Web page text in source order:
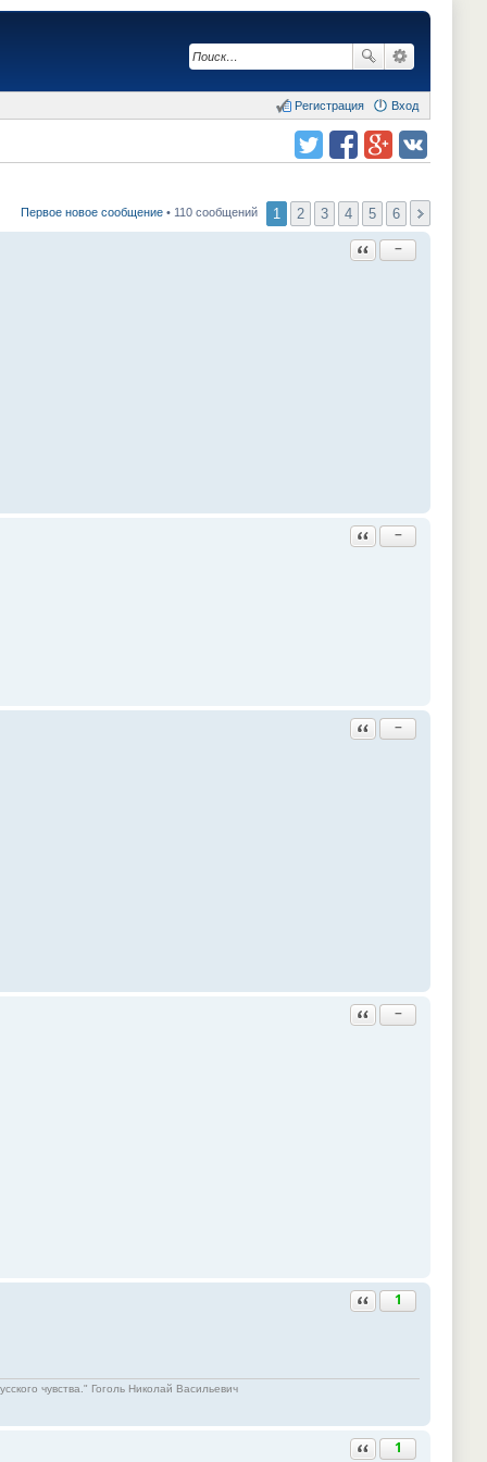
Вход
Регистрация
Первое новое сообщение • 110 сообщений 1 2 3 4 5 6
Ответить с цитатой
−
Ответить с цитатой
−
Ответить с цитатой
−
Ответить с цитатой
−
Ответить с цитатой
1
чувства." Гоголь Николай Васильевич
Ответить с цитатой
1